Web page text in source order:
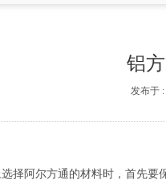
铝
发布于 :
择阿尔方通的材料时，首先